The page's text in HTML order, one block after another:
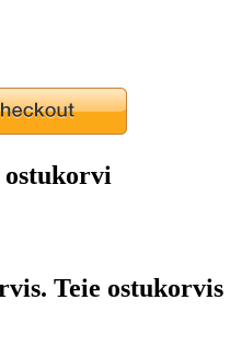
ostukorvi
Teie ostukorvis